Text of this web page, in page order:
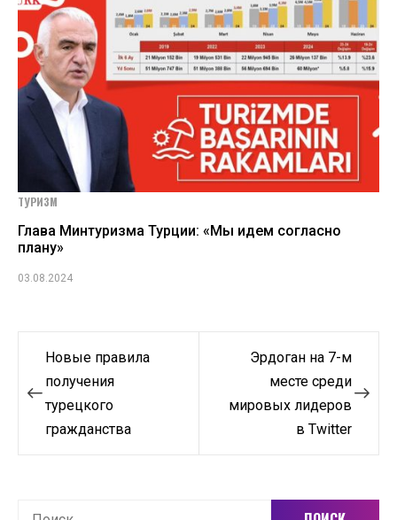
ТУРИЗМ
Глава Минтуризма Турции: «Мы идем согласно
плану»
03.08.2024
Навигация
по
записям
Новые правила
получения
турецкого
гражданства
Эрдоган на 7-м
месте среди
мировых лидеров
в Twitter
Найти: